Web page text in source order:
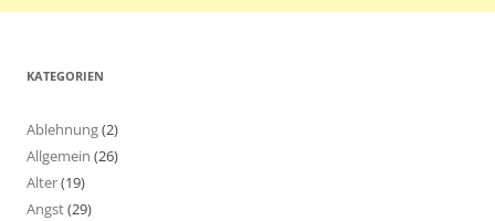
KATEGORIEN
Ablehnung(2)
Allgemein (26)
Alter(19)
Angst(29)